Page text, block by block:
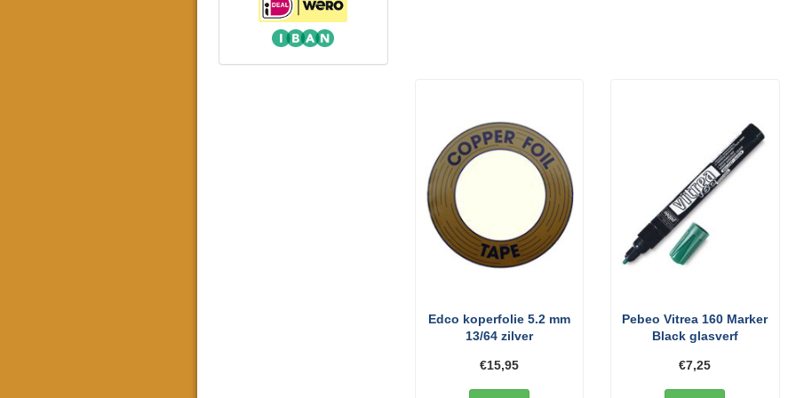
Edco koperfolie 5.2 mm
13/64 zilver
€15,95
Pebeo Vitrea 160 Marker
Black glasverf
€7,25